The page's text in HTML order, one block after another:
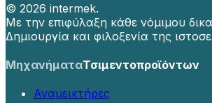
© 2026 intermek.
Με την επιφύλαξη κάθε νόμιμου
Δημιουργία και φιλοξενία της
ΜηχανήματαΤσιμεντοπροϊόντων
Αναμεικτήρες